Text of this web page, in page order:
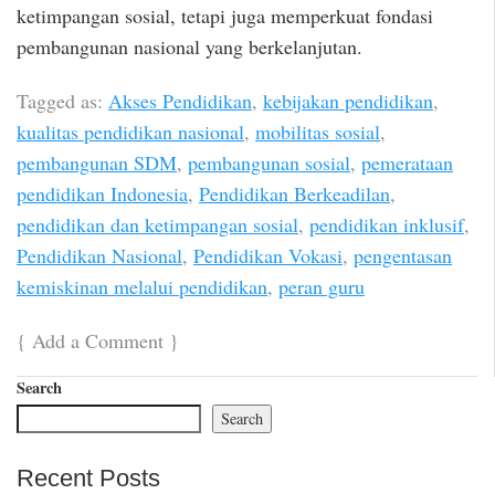
ketimpangan sosial, tetapi juga memperkuat fondasi
pembangunan nasional yang berkelanjutan.
Tagged as: Akses Pendidikan, kebijakan pendidikan,
kualitas pendidikan nasional, mobilitas sosial,
pembangunan SDM, pembangunan sosial, pemerataan
pendidikan Indonesia, Pendidikan Berkeadilan,
pendidikan dan ketimpangan sosial, pendidikan inklusif,
Pendidikan Nasional, Pendidikan Vokasi, pengentasan
kemiskinan melalui pendidikan, peran guru
{ Add a Comment }
Search
Search
Recent Posts